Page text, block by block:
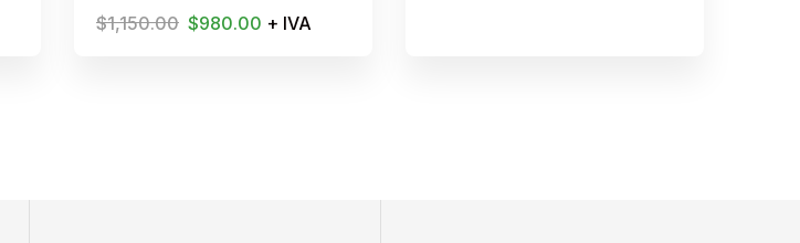
$1,150.00 $980.00 + IVA